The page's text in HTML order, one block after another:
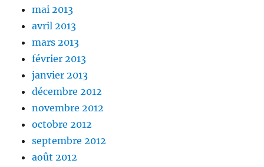
mai 2013
avril 2013
mars 2013
février 2013
janvier 2013
décembre 2012
novembre 2012
octobre 2012
septembre 2012
août 2012